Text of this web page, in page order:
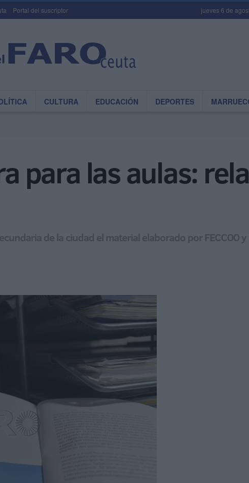
Portal del suscriptor jueves 6 de
CULTURA EDUCACIÓN DEPORTES
para las aulas:
de la ciudad el material elaborado por FECCOO